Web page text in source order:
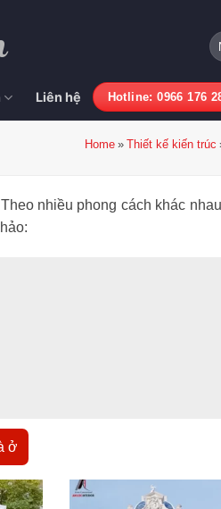
Liên hệ Hotline: 0966 176
Home Thiết kế kiến trúc
nhiều phong cách khác
ở